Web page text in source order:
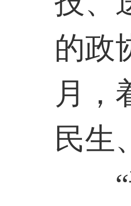
的政
月，
民生
“说